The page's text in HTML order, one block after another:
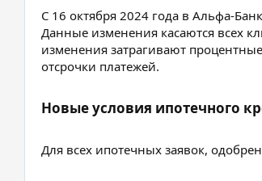
С 16 октября 2024 года в Альфа-
Данные изменения касаются всех
изменения затрагивают
отсрочки платежей.
Новые условия ипотечного
Для всех ипотечных заявок,